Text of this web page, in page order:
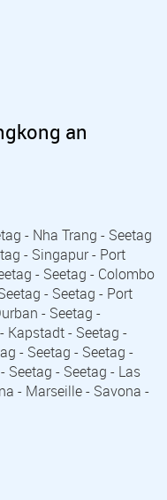
an
- Nha Trang - Seetag
- Singapur - Port
- Seetag - Colombo
- Seetag - Port
- Seetag -
Kapstadt - Seetag -
- Seetag - Seetag -
Seetag - Seetag - Las
- Marseille - Savona -